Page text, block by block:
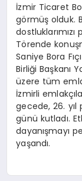
İzmir Ticaret
görmüş olduk.
Törende
Saniye Bora
Birliği Başkanı
üzere tüm
İzmirli
gecede, 26. yıl
günü kutladı.
dayanışmayı
yaşandı.